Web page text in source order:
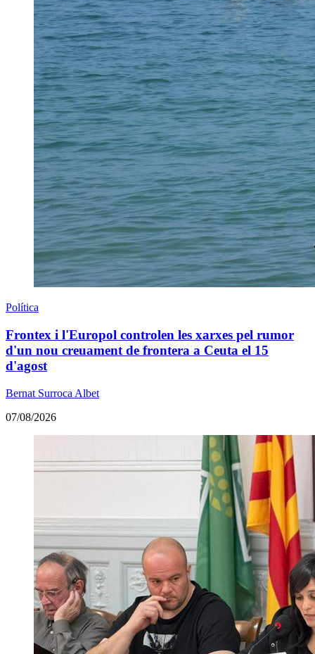
Política
Frontex i l'Europol controlen les xarxes pel rumor
d'un nou creuament de frontera a Ceuta el 15
d'agost
Bernat Surroca Albet
07/08/2026